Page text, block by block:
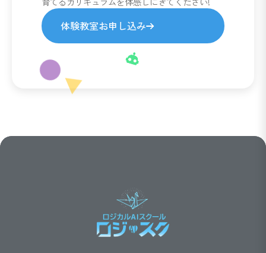
体験教室お申し込み